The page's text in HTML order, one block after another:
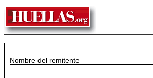
Nombre del remitente